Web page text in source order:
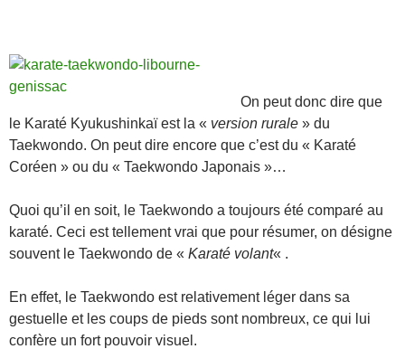
On peut donc dire que
le Karaté Kyukushinkaï est la « version rurale » du
Taekwondo. On peut dire encore que c’est du « Karaté
Coréen » ou du « Taekwondo Japonais »…
Quoi qu’il en soit, le Taekwondo a toujours été comparé au
karaté. Ceci est tellement vrai que pour résumer, on désigne
souvent le Taekwondo de « Karaté volant« .
En effet, le Taekwondo est relativement léger dans sa
gestuelle et les coups de pieds sont nombreux, ce qui lui
confère un fort pouvoir visuel.